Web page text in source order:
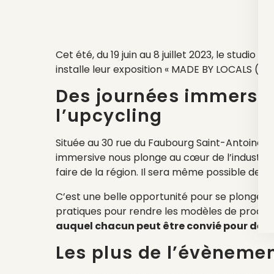
Cet été, du 19 juin au 8 juillet 2023, le studio
installe leur exposition « MADE BY LOCALS (?)
Des journées
l’upcycling
Située au 30 rue du Faubourg Saint-
immersive nous plonge au cœur de
faire de la région. Il sera même possible de
C’est une belle opportunité pour se plonger
pratiques pour rendre les modèles de
auquel chacun peut être convié pour
Les plus de